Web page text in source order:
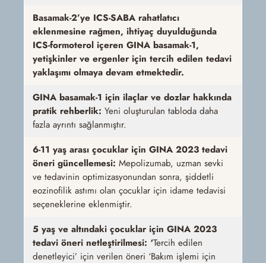
Basamak-2’ye ICS-SABA rahatlatıcı
eklenmesine rağmen, ihtiyaç duyulduğunda
ICS-formoterol içeren GINA basamak-1,
yetişkinler ve ergenler için tercih edilen tedavi
yaklaşımı olmaya devam etmektedir.
GINA basamak-1 için ilaçlar ve dozlar hakkında
pratik rehberlik:Yeni oluşturulan tabloda daha
fazla ayrıntı sağlanmıştır.
6-11 yaş arası çocuklar için GINA 2023 tedavi
öneri güncellemesi:Mepolizumab, uzman sevki
ve tedavinin optimizasyonundan sonra, şiddetli
eozinofilik astımı olan çocuklar için idame tedavisi
seçeneklerine eklenmiştir.
5 yaş ve altındaki çocuklar için GINA 2023
tedavi öneri netleştirilmesi: ‘Tercih edilen
denetleyici’ için verilen öneri ‘Bakım işlemi için